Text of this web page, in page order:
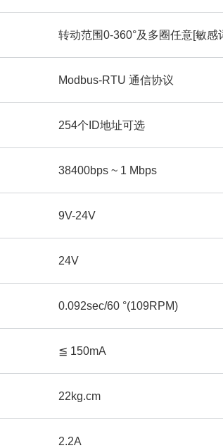
转动范围0-360°及多圈任意[敏感
Modbus-RTU 通信协议
254个ID地址可选
38400bps ~ 1 Mbps
9V-24V
24V
0.092sec/60 °(109RPM)
≦ 150mA
22kg.cm
2.2A